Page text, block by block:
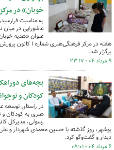
خوبان» در مرکز شماره ۱
به مناسبت
عاشورایی در
هفته در مرکز
برگزار شد.
۹ مرداد ۰۴ - ۲۳:۱۷
بچه‌های
کودکان و
در راستای
هنری به کودکان و
رسولی، مدیرکل
بوشهر، روز گذشته با حسین محمدی شهردار و
دیدار و گفت‌وگو کرد.
۶ مرداد ۰۴ - ۰۸:۰۱